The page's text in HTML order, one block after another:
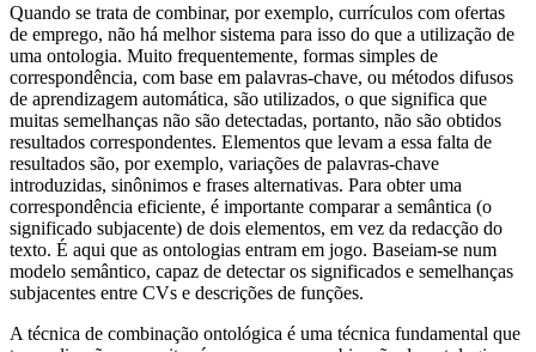
Quando se trata de combinar, por exemplo, currículos com ofertas
de emprego, não há melhor sistema para isso do que a utilização de
uma ontologia. Muito frequentemente, formas simples de
correspondência, com base em palavras-chave, ou métodos difusos
de aprendizagem automática, são utilizados, o que significa que
muitas semelhanças não são detectadas, portanto, não são obtidos
resultados correspondentes. Elementos que levam a essa falta de
resultados são, por exemplo, variações de palavras-chave
introduzidas, sinônimos e frases alternativas. Para obter uma
correspondência eficiente, é importante comparar a semântica (o
significado subjacente) de dois elementos, em vez da redacção do
texto. É aqui que as ontologias entram em jogo. Baseiam-se num
modelo semântico, capaz de detectar os significados e semelhanças
subjacentes entre CVs e descrições de funções.
A técnica de combinação ontológica é uma técnica fundamental que